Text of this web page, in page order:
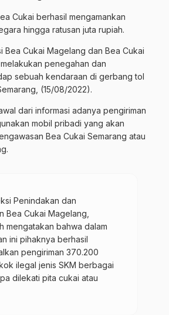
Cukai berhasil mengamankan
hingga ratusan juta rupiah.
Bea Cukai Magelang dan Bea Cukai
penegahan dan
sebuah kendaraan di gerbang tol
(15/08/2022).
dari informasi adanya pengiriman
mobil pribadi yang akan
Bea Cukai Semarang atau
Penindakan dan
Bea Cukai Magelang,
mengatakan bahwa dalam
ini pihaknya berhasil
pengiriman 370.200
ilegal jenis SKM berbagai
dilekati pita cukai atau